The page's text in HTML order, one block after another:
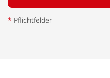
* Pflichtfelder